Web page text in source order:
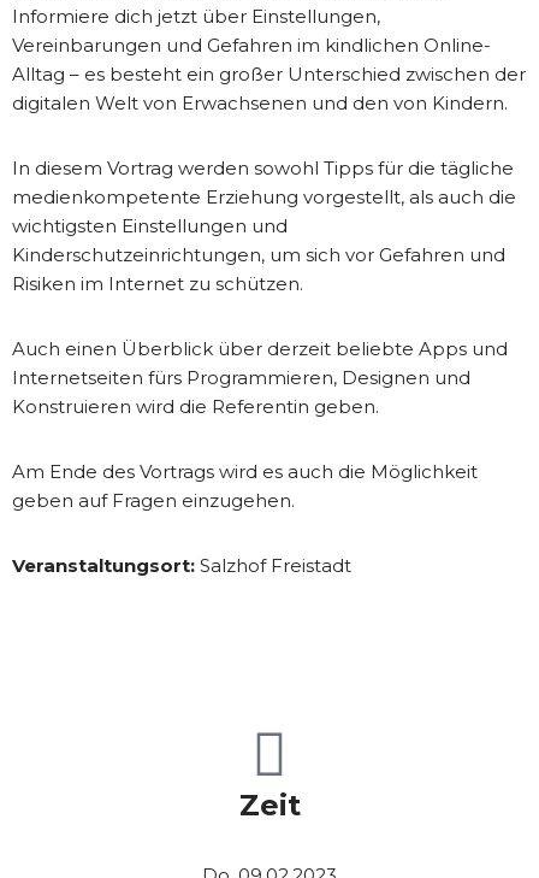
Informiere dich jetzt über Einstellungen,
Vereinbarungen und Gefahren im kindlichen Online-
Alltag – es besteht ein großer Unterschied zwischen der
digitalen Welt von Erwachsenen und den von Kindern.
In diesem Vortrag werden sowohl Tipps für die tägliche
medienkompetente Erziehung vorgestellt, als auch die
wichtigsten Einstellungen und
Kinderschutzeinrichtungen, um sich vor Gefahren und
Risiken im Internet zu schützen.
Auch einen Überblick über derzeit beliebte Apps und
Internetseiten fürs Programmieren, Designen und
Konstruieren wird die Referentin geben.
Am Ende des Vortrags wird es auch die Möglichkeit
geben auf Fragen einzugehen.
Veranstaltungsort: Salzhof Freistadt
Zeit